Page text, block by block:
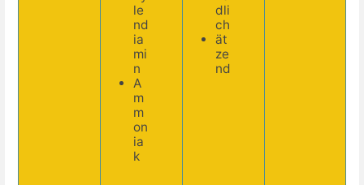
le
nd
ia
mi
n
A
m
m
on
ia
k
dli
ch
ät
ze
nd